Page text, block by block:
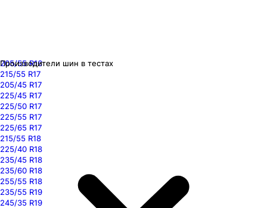
205/55 R16
215/55 R17
205/45 R17
225/45 R17
225/50 R17
225/55 R17
225/65 R17
215/55 R18
225/40 R18
235/45 R18
235/60 R18
255/55 R18
235/55 R19
245/35 R19
Производители шин в тестах